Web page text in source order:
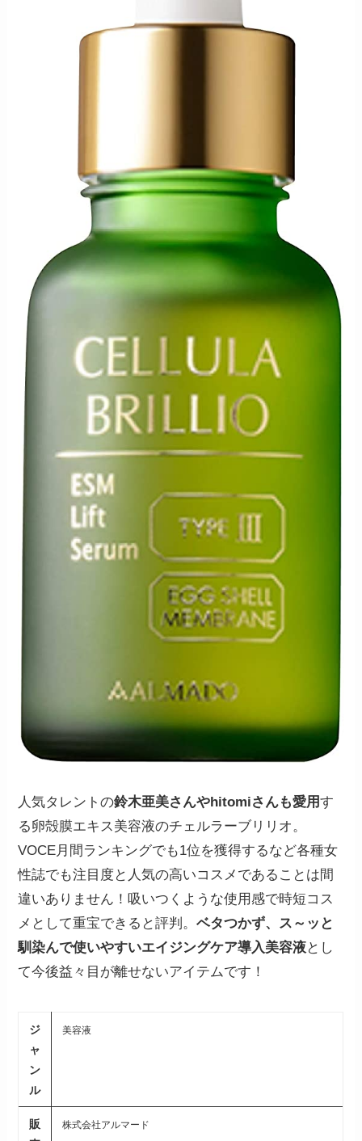
人気タレントの鈴木亜美さんやhitomiさんも愛用す
る卵殻膜エキス美容液のチェルラーブリリオ。
VOCE月間ランキングでも1位を獲得するなど各種女
性誌でも注目度と人気の高いコスメであることは間
違いありません！吸いつくような使用感で時短コス
メとして重宝できると評判。ベタつかず、ス～ッと
馴染んで使いやすいエイジングケア導入美容液とし
て今後益々目が離せないアイテムです！
ジ
ャ
ン
ル
美容液
販
株式会社アルマード